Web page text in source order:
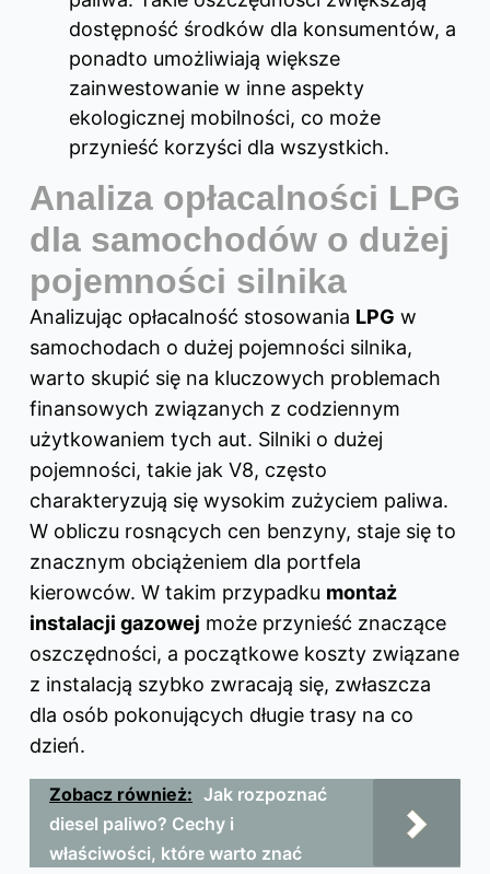
dostępność środków dla konsumentów, a
ponadto umożliwiają większe
zainwestowanie w inne aspekty
ekologicznej mobilności, co może
przynieść korzyści dla wszystkich.
Analiza opłacalności LPG
dla samochodów o dużej
pojemności silnika
Analizując opłacalność stosowania LPG w
samochodach o dużej pojemności silnika,
warto skupić się na kluczowych problemach
finansowych związanych z codziennym
użytkowaniem tych aut. Silniki o dużej
pojemności, takie jak V8, często
charakteryzują się wysokim zużyciem paliwa.
W obliczu rosnących cen benzyny, staje się to
znacznym obciążeniem dla portfela
kierowców. W takim przypadku montaż
instalacji gazowej może przynieść znaczące
oszczędności, a początkowe koszty związane
z instalacją szybko zwracają się, zwłaszcza
dla osób pokonujących długie trasy na co
dzień.
Zobacz również: Jak rozpoznać
diesel paliwo? Cechy i
właściwości, które warto znać